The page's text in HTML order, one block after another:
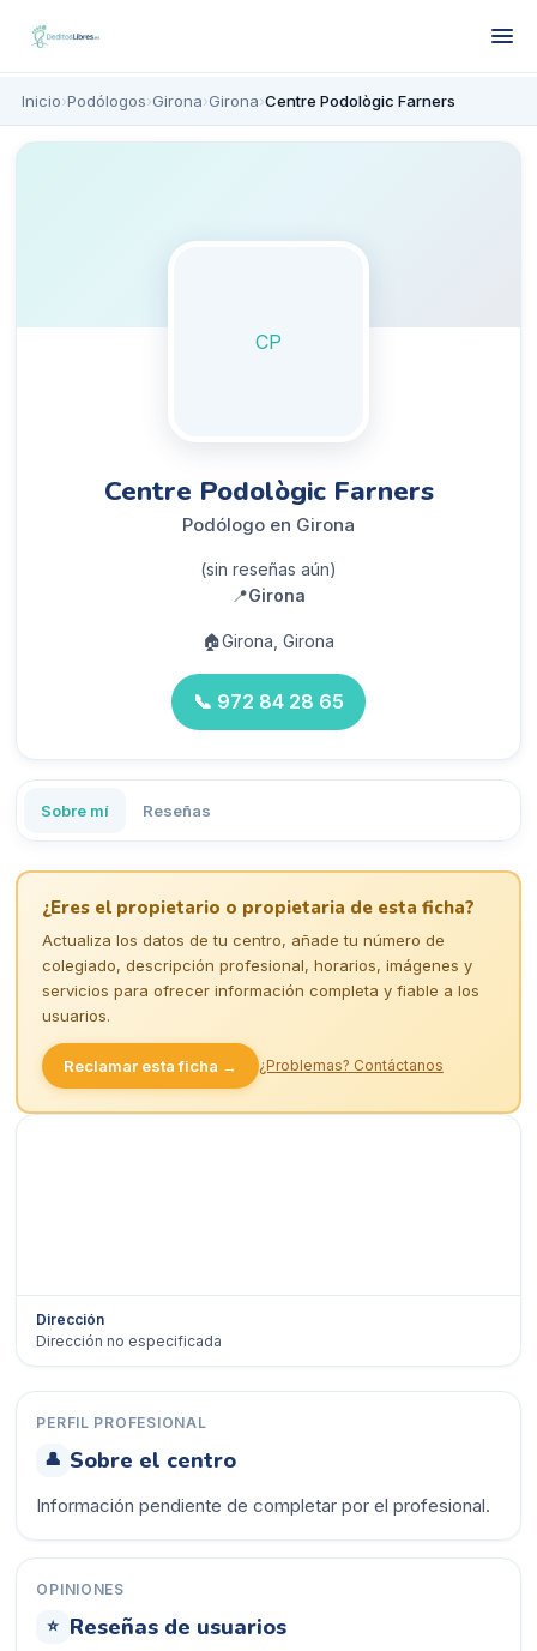
Inicio›Podólogos›Girona›Girona›Centre Podològic Farners
CP
Centre Podològic Farners
Podólogo en Girona
(sin reseñas aún)
📍Girona
🏠Girona, Girona
📞 972 84 28 65
Sobre mí Reseñas
¿Eres el propietario o propietaria de esta ficha?
Actualiza los datos de tu centro, añade tu número de
colegiado, descripción profesional, horarios, imágenes y
servicios para ofrecer información completa y fiable a los
usuarios.
Reclamar esta ficha → ¿Problemas? Contáctanos
Dirección
Dirección no especificada
PERFIL PROFESIONAL
👤 Sobre el centro
Información pendiente de completar por el profesional.
OPINIONES
⭐ Reseñas de usuarios